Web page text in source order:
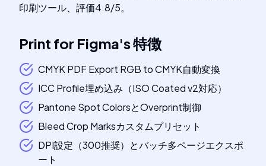
印刷ツール、評価4.8/5。
Print for Figma's特徴
CMYK PDF Export RGB to CMYK自動変換
ICC Profile埋め込み（ISO Coated v2対応）
Pantone Spot ColorsとOverprint制御
Bleed Crop Marksカスタムプリセット
DPI設定（300推奨）とバッチ多ページエクスポ
ート